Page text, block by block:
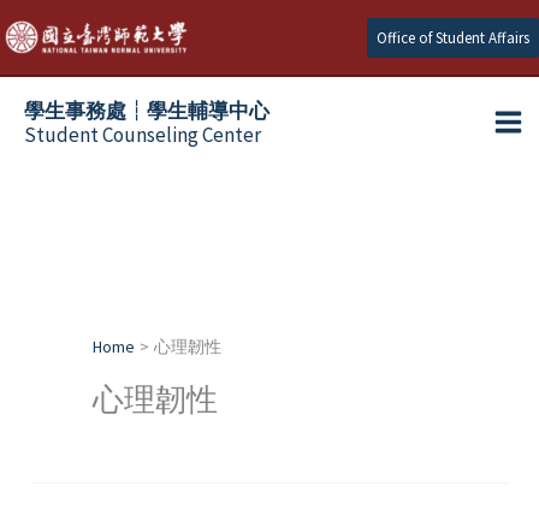
Skip
to
content
Office of Student Affairs
學生事務處┆學生輔導中心
Student Counseling Center
Home 心理韌性
心理韌性